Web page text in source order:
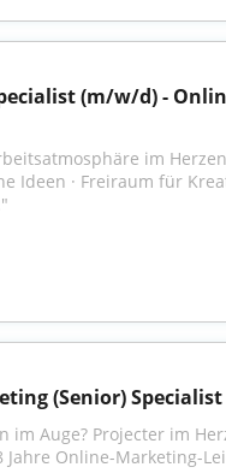
(m/w/d) -
im
Ideen · Freiraum für
(Senior)
im Auge? Projecter im
Online-Marketing-